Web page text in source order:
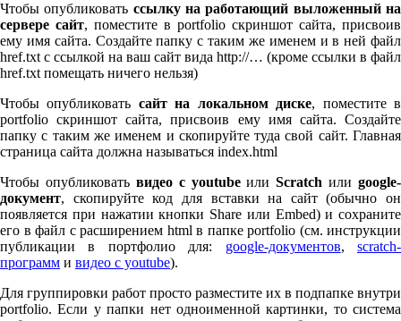
Чтобы опубликовать ссылку на работающий выложенный на
сервере сайт, поместите в port­fo­lio скриншот сайта, присвоив
ему имя сайта. Создайте папку с таким же именем и в ней файл
href.txt с ссылкой на ваш сайт вида http://… (кроме ссылки в файл
href.txt помещать ничего нельзя)
Чтобы опубликовать сайт на локальном диске, поместите в
port­fo­lio скриншот сайта, присвоив ему имя сайта. Создайте
папку с таким же именем и скопируйте туда свой сайт. Главная
страница сайта должна называться index.html
Чтобы опубликовать видео с youtubeилиScratch или google-
документ, скопируйте код для вставки на сайт (обычно он
появляется при нажатии кнопки Share или Embed) и сохраните
его в файл с расширением html в папке port­fo­lio (см. инструкции
публикации в портфолио для: google-документов,scratch-
программ и видео с youtube).
Для группировки работ просто разместите их в подпапке внутри
port­fo­lio. Если у папки нет одноименной картинки, то система